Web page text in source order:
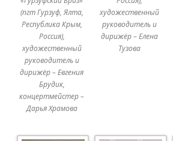
(пгт Гурзуф, Ялта,
Республика Крым,
Россия),
художественный
руководитель и
дирижёр – Евгения
Брудик,
концертмейстер –
Дарья Храмова
художественный
руководитель и
дирижёр – Елена
Тузова